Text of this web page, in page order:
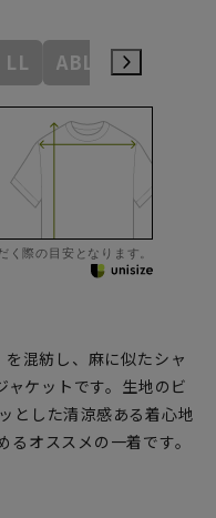
LL
際の目安となります。
混紡し、麻に似たシャ
ャケットです。生地のビ
とした清涼感ある着心地
オススメの一着です。